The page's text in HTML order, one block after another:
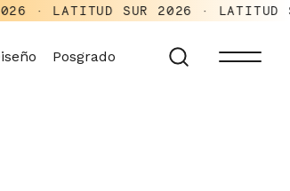
SUR 2026 · LATITUD SUR
Posgrado